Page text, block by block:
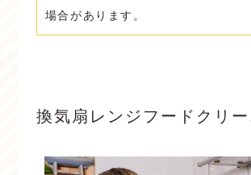
場合があります。
換気扇レンジフードクリ